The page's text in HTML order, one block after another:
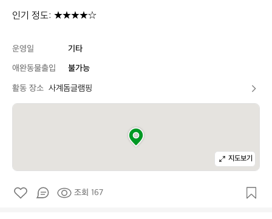
인기 정도: ★★★★☆
운영일
기타
애완동물출입
불가능
활동 장소 사계돔글램핑
지도보기
조회 167